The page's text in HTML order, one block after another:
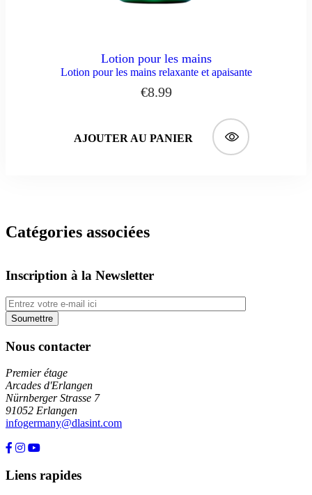
Lotion pour les mains
Lotion pour les mains relaxante et apaisante
€8.99
AJOUTER AU PANIER
Catégories associées
Inscription à la Newsletter
Nous contacter
Premier étage
Arcades d'Erlangen
Nürnberger Strasse 7
91052 Erlangen
infogermany@dlasint.com
Liens rapides